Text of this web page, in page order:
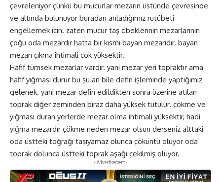
çevreleniyor çünkü bu mucurlar mezarın üstünde çevresinde
ve altında bulunuyor buradan anladığımız rutübeti
engellemek için. zaten mucur taş öbeklerinin mezarlarının
çoğu oda mezardır hatta bir kısmı bayan mezarıdır. bayan
mezarı çıkma ihtimali çok yüksektir.
Hafif tümsek mezarlar vardır. yani mezar yeri topraktır ama
hafif yığması durur bu şu an bile defin işleminde yaptığımız
gelenek. yani mezar defin edildikten sonra üzerine atılan
toprak diğer zeminden biraz daha yüksek tutulur. çökme ve
yığması duran yerlerde mezar olma ihtimali yüksektir, hadi
yığma mezardır çökme neden mezar olsun derseniz alttaki
oda üstteki toğrağı taşıyamaz olunca çöküntü oluyor oda
toprak dolunca üstteki toprak aşağı çekilmiş oluyor.
- Advertisement -